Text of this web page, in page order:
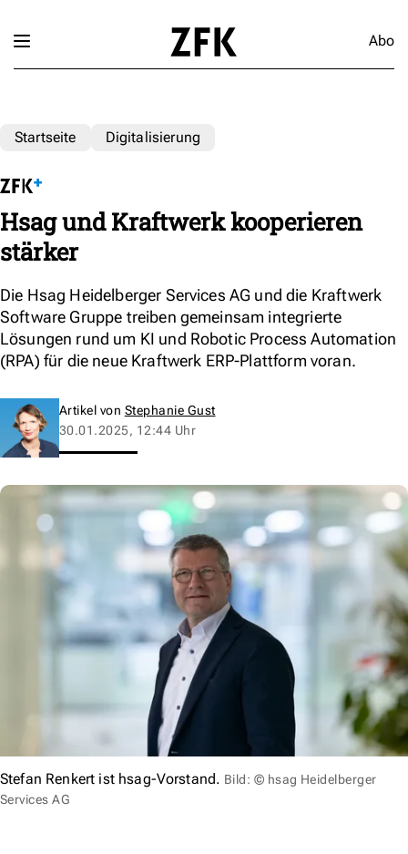
Abo
Startseite Digitalisierung
Hsag und Kraftwerk kooperieren
stärker
Die Hsag Heidelberger Services AG und die Kraftwerk
Software Gruppe treiben gemeinsam integrierte
Lösungen rund um KI und Robotic Process Automation
(RPA) für die neue Kraftwerk ERP-Plattform voran.
Artikel von Stephanie Gust
30.01.2025, 12:44 Uhr
Stefan Renkert ist hsag-Vorstand. Bild: © hsag Heidelberger
Services AG